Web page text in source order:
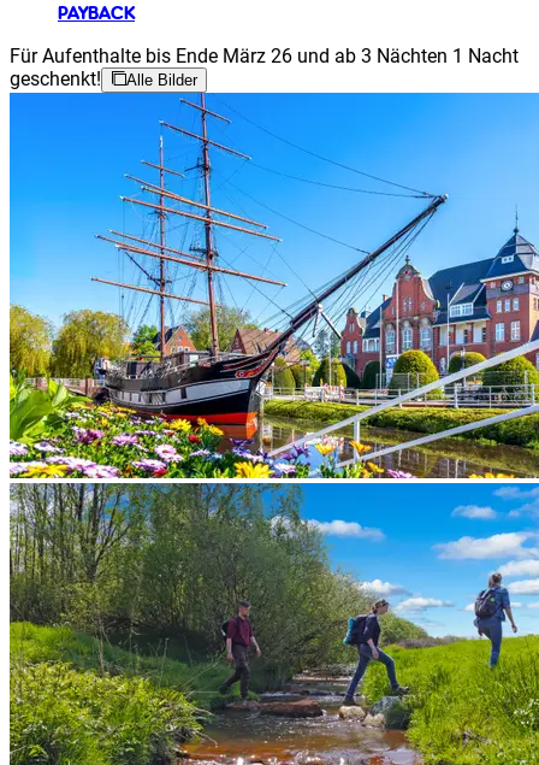
PAYBACK
Für Aufenthalte bis Ende März 26 und ab 3 Nächten 1 Nacht
geschenkt!
Alle Bilder